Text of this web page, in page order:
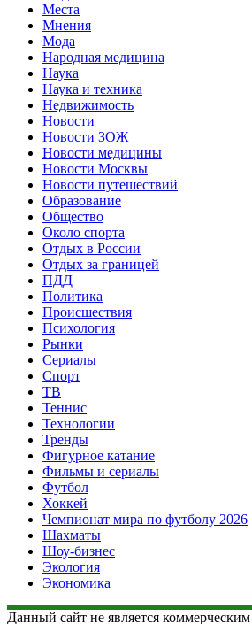
Места
Мнения
Мода
Народная медицина
Наука
Наука и техника
Недвижимость
Новости
Новости ЗОЖ
Новости медицины
Новости Москвы
Новости путешествий
Образование
Общество
Около спорта
Отдых в России
Отдых за границей
ПДД
Политика
Происшествия
Психология
Рынки
Сериалы
Спорт
ТВ
Теннис
Технологии
Тренды
Фигурное катание
Фильмы и сериалы
Футбол
Хоккей
Чемпионат мира по футболу 2026
Шахматы
Шоу-бизнес
Экология
Экономика
Данный сайт не является